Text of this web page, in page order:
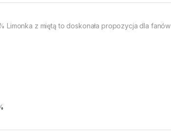
Limonka z miętą to doskonała propozycja dla fanów